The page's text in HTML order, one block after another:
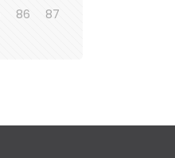
86
87